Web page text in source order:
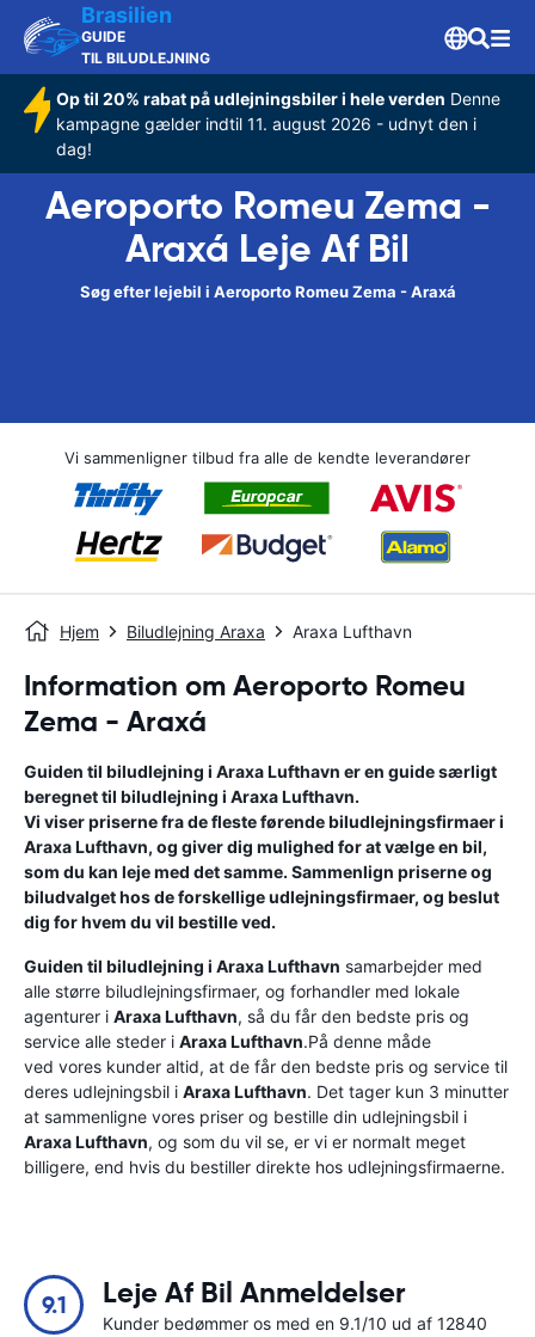
Brasilien
GUIDE
TIL BILUDLEJNING
Op til 20% rabat på udlejningsbiler i hele verden Denne
kampagne gælder indtil 11. august 2026 - udnyt den i
dag!
Aeroporto Romeu Zema -
Araxá Leje Af Bil
Søg efter lejebil i Aeroporto Romeu Zema - Araxá
Vi sammenligner tilbud fra alle de kendte leverandører
Hjem Biludlejning Araxa Araxa Lufthavn
Information om Aeroporto Romeu
Zema - Araxá
Guiden til biludlejning i Araxa Lufthavn er en guide særligt
beregnet til biludlejning i Araxa Lufthavn.
Vi viser priserne fra de fleste førende biludlejningsfirmaer i
Araxa Lufthavn, og giver dig mulighed for at vælge en bil,
som du kan leje med det samme. Sammenlign priserne og
biludvalget hos de forskellige udlejningsfirmaer, og beslut
dig for hvem du vil bestille ved.
Guiden til biludlejning i Araxa Lufthavn samarbejder med
alle større biludlejningsfirmaer, og forhandler med lokale
agenturer i Araxa Lufthavn, så du får den bedste pris og
service alle steder i Araxa Lufthavn.På denne måde
ved vores kunder altid, at de får den bedste pris og service til
deres udlejningsbil i Araxa Lufthavn. Det tager kun 3 minutter
at sammenligne vores priser og bestille din udlejningsbil i
Araxa Lufthavn, og som du vil se, er vi er normalt meget
billigere, end hvis du bestiller direkte hos udlejningsfirmaerne.
9.1 Leje Af Bil Anmeldelser
Kunder bedømmer os med en 9.1/10 ud af 12840